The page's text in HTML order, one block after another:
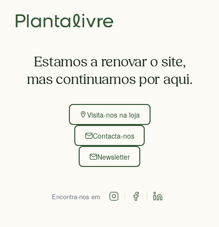
Estamos a renovar o site,
mas continuamos por aqui.
Visita-nos na loja
Contacta-nos
Newsletter
Encontra-nos em